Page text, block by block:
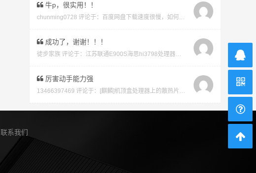
牛p，很实用！！
chunming0728 评论于： 百度网盘下载速度很慢，如何才能不开vip会员就能享受高速下载的教程
成功了，谢谢！！！
徒步家族 评论于： 江苏联通E900S海思hi3798处理器强刷安卓系统教程
厉害动手能力强
13466397469 评论于： [麒麟]机顶盒处理器上的散热片取下教程及复原教程
联系我们